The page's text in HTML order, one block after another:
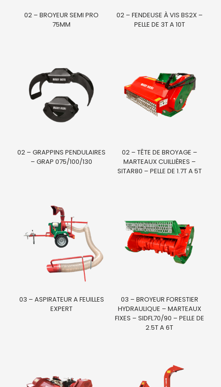
02 – BROYEUR SEMI PRO
75MM
02 – FENDEUSE À VIS BS2X –
PELLE DE 3T A 10T
02 – GRAPPINS PENDULAIRES
– GRAP 075/100/130
02 – TÊTE DE BROYAGE –
MARTEAUX CUILLIÈRES –
SITAR80 – PELLE DE 1.7T A 5T
03 – ASPIRATEUR A FEUILLES
EXPERT
03 – BROYEUR FORESTIER
HYDRAULIQUE – MARTEAUX
FIXES – SIDFL70/90 – PELLE DE
2.5T A 6T